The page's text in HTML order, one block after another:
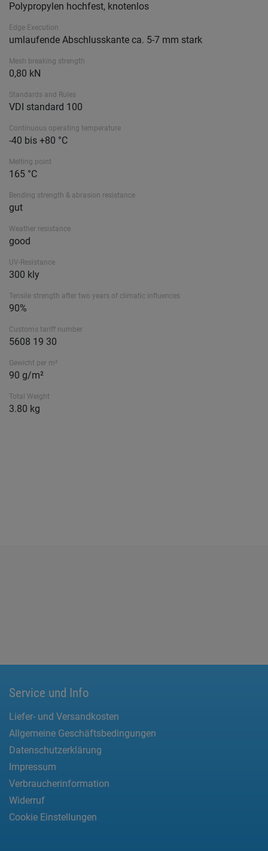
Polypropylen hochfest, knotenlos
Edge Execution
umlaufende Abschlusskante ca. 5-7 mm stark
Mesh breaking strength
0,80 kN
Standards and Rules
VDI standard 100
Continuous operating temperature
-40 bis +80 °C
Melting point
165 °C
Bending strength & abrasion resistance
gut
Weather resistance
good
UV-Resistance
300 kly
Tensile strength after two years of climatic influences
90%
Customs tariff number
5608 19 30
Gewicht per m²
90 g/m²
Total Weight
3.80 kg
Service und Info
Liefer- und Versandkosten
Allgemeine Geschäftsbedingungen
Datenschutzerklärung
Impressum
Verbraucherinformation
Widerruf
Cookie Einstellungen